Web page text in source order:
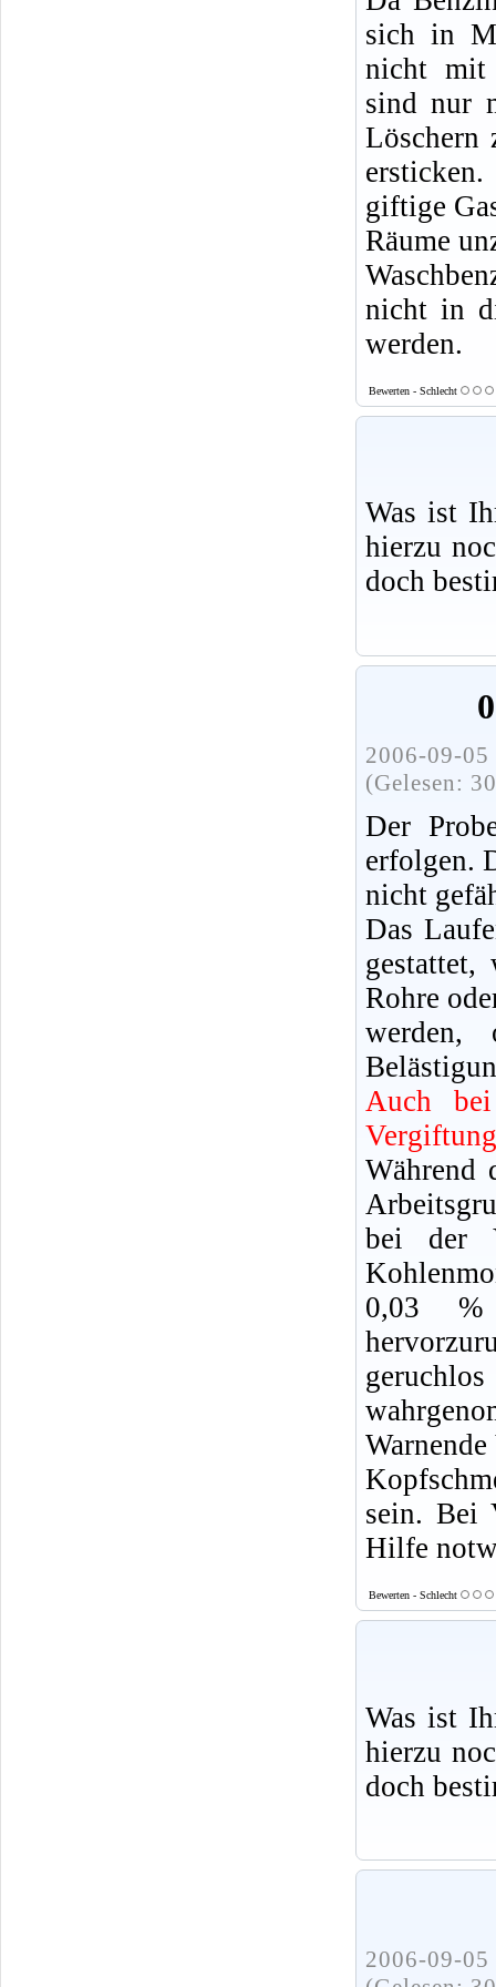
sich in
nicht mit
sind nur
Löschern
giftige
Räume
nicht in
werden.
Bewerten - Schlecht
Was ist
hierzu
doch
2006-09-
(Gelesen:
Der
erfolgen.
nicht
Das
gestattet,
Rohre
werden,
Auch
Während
bei der
0,03
sein. Bei
Hilfe
Bewerten - Schlecht
Was ist
hierzu
doch
2006-09-